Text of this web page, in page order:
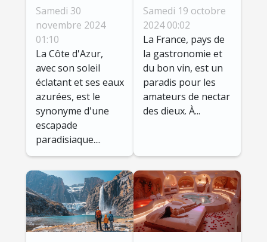
cachés de la
Côte d'Azur
pour des
vacances
inoubliables
Samedi 30
novembre 2024
01:10
La Côte d'Azur,
avec son soleil
éclatant et ses eaux
azurées, est le
synonyme d'une
escapade
paradisiaque....
viticoles
proches des
campings
français
Samedi 19 octobre
2024 00:02
La France, pays de
la gastronomie et
du bon vin, est un
paradis pour les
amateurs de nectar
des dieux. À...